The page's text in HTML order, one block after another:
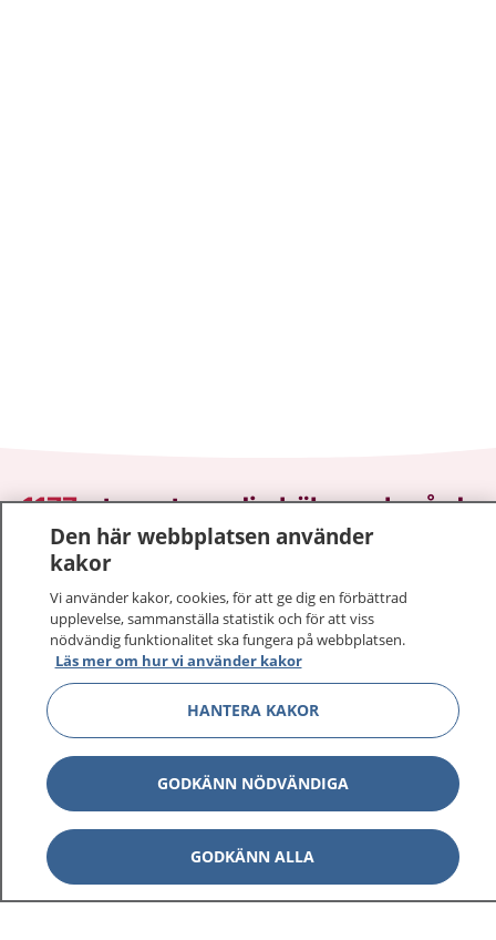
1177–tryggt om din hälsa och vård
På 1177.se får du råd om hälsa och information om
sjukdomar och vilka mottagningar du kan kontakta.
Logga in för att läsa din journal och göra dina
vårdärenden. Ring telefonnummer 1177 för
sjukvårdsrådgivning dygnet runt.
1177 ger dig råd när du vill må bättre.
1177 på flera språk Visa
Om 1177
Den här webbplatsen använder
kakor
Vi använder kakor, cookies, för att ge dig en förbättrad
upplevelse, sammanställa statistik och för att viss
nödvändig funktionalitet ska fungera på webbplatsen.
Läs mer om hur vi använder kakor
HANTERA KAKOR
GODKÄNN NÖDVÄNDIGA
GODKÄNN ALLA